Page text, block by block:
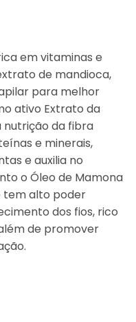
em vitaminas e
de mandioca,
para melhor
ativo Extrato da
nutrição da fibra
e minerais,
e auxilia no
o Óleo de Mamona
tem alto poder
dos fios, rico
de promover